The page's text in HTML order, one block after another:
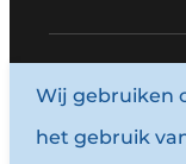
©
Wij gebruiken
het gebruik